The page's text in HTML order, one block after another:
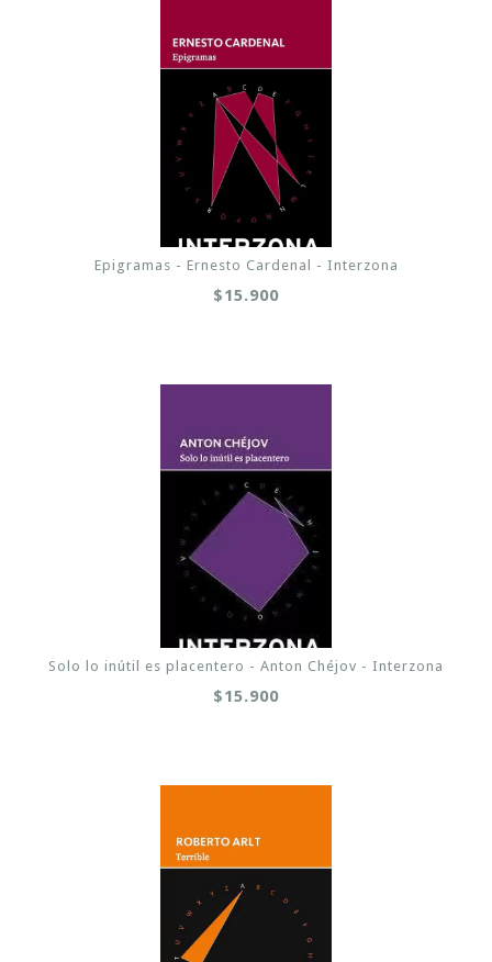
Epigramas - Ernesto Cardenal - Interzona
$15.900
Solo lo inútil es placentero - Anton Chéjov - Interzona
$15.900